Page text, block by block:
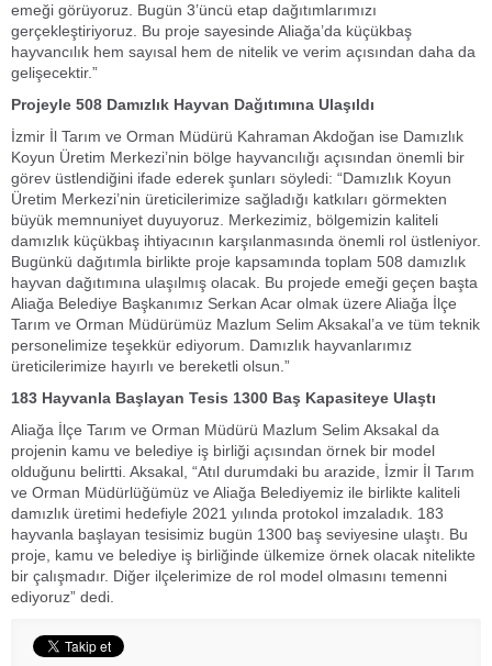
emeği görüyoruz. Bugün 3’üncü etap dağıtımlarımızı
gerçekleştiriyoruz. Bu proje sayesinde Aliağa’da küçükbaş
hayvancılık hem sayısal hem de nitelik ve verim açısından daha da
gelişecektir.”
Projeyle 508 Damızlık Hayvan Dağıtımına Ulaşıldı
İzmir İl Tarım ve Orman Müdürü Kahraman Akdoğan ise Damızlık
Koyun Üretim Merkezi’nin bölge hayvancılığı açısından önemli bir
görev üstlendiğini ifade ederek şunları söyledi: “Damızlık Koyun
Üretim Merkezi’nin üreticilerimize sağladığı katkıları görmekten
büyük memnuniyet duyuyoruz. Merkezimiz, bölgemizin kaliteli
damızlık küçükbaş ihtiyacının karşılanmasında önemli rol üstleniyor.
Bugünkü dağıtımla birlikte proje kapsamında toplam 508 damızlık
hayvan dağıtımına ulaşılmış olacak. Bu projede emeği geçen başta
Aliağa Belediye Başkanımız Serkan Acar olmak üzere Aliağa İlçe
Tarım ve Orman Müdürümüz Mazlum Selim Aksakal’a ve tüm teknik
personelimize teşekkür ediyorum. Damızlık hayvanlarımız
üreticilerimize hayırlı ve bereketli olsun.”
183 Hayvanla Başlayan Tesis 1300 Baş Kapasiteye Ulaştı
Aliağa İlçe Tarım ve Orman Müdürü Mazlum Selim Aksakal da
projenin kamu ve belediye iş birliği açısından örnek bir model
olduğunu belirtti. Aksakal, “Atıl durumdaki bu arazide, İzmir İl Tarım
ve Orman Müdürlüğümüz ve Aliağa Belediyemiz ile birlikte kaliteli
damızlık üretimi hedefiyle 2021 yılında protokol imzaladık. 183
hayvanla başlayan tesisimiz bugün 1300 baş seviyesine ulaştı. Bu
proje, kamu ve belediye iş birliğinde ülkemize örnek olacak nitelikte
bir çalışmadır. Diğer ilçelerimize de rol model olmasını temenni
ediyoruz” dedi.